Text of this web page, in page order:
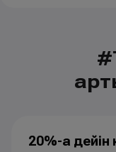
20%-ға